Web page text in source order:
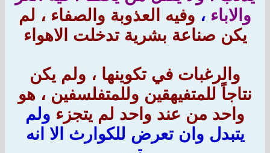
والاباء ، وفيه العذوبة والصفاء ، لم
يكن صناعة بشرية تدخلت الاهواء
والرغبات في تكوينها ، ولم يكن
نتاجاً للمتفيهقين وللمتفلسفين ، هو
واحد من عند واحد لم يتجزء ولم
يتبدل وان تعرض للكوارث الا انه